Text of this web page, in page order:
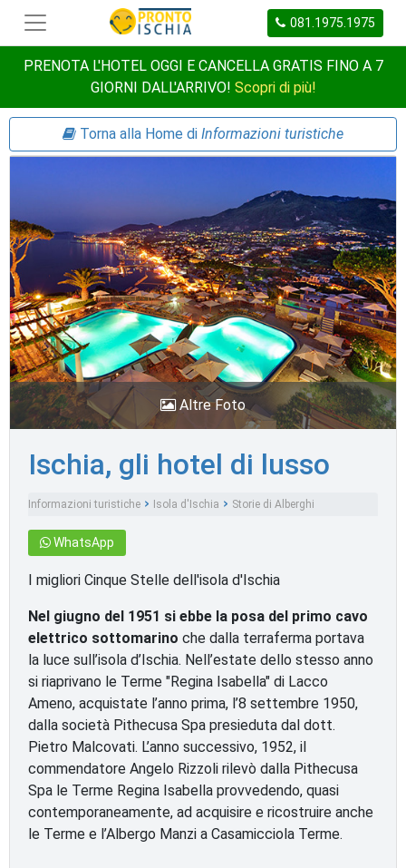
081.1975.1975
PRENOTA L'HOTEL OGGI E CANCELLA GRATIS FINO A 7
GIORNI DALL'ARRIVO! Scopri di più!
Torna alla Home di Informazioni turistiche
Altre Foto
Ischia, gli hotel di lusso
Informazioni turistiche Isola d'Ischia Storie di Alberghi
WhatsApp
I migliori Cinque Stelle dell'isola d'Ischia
Nel giugno del 1951 si ebbe la posa del primo cavo
elettrico sottomarino che dalla terraferma portava
la luce sull’isola d’Ischia. Nell’estate dello stesso anno
si riaprivano le Terme "Regina Isabella" di Lacco
Ameno, acquistate l’anno prima, l’8 settembre 1950,
dalla società Pithecusa Spa presieduta dal dott.
Pietro Malcovati. L’anno successivo, 1952, il
commendatore Angelo Rizzoli rilevò dalla Pithecusa
Spa le Terme Regina Isabella provvedendo, quasi
contemporaneamente, ad acquisire e ricostruire anche
le Terme e l’Albergo Manzi a Casamicciola Terme.